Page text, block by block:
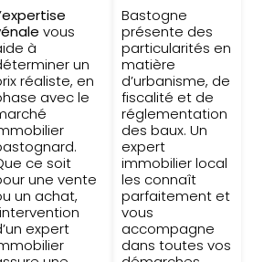
expertise
vous
à
un
réaliste, en
avec le
ce soit
une vente
un achat,
expert
Bastogne
présente des
particularités en
matière
d’urbanisme, de
fiscalité et de
réglementation
des baux. Un
expert
immobilier local
les connaît
parfaitement et
vous
accompagne
dans toutes vos